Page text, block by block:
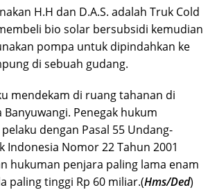
H.H dan D.A.S. adalah Truk Cold
bio solar bersubsidi kemudian
pompa untuk dipindahkan ke
di sebuah gudang.
mendekam di ruang tahanan di
Penegak hukum
dengan Pasal 55 Undang-
Indonesia Nomor 22 Tahun 2001
hukuman penjara paling lama enam
paling tinggi Rp 60 miliar.(Hms/Ded)